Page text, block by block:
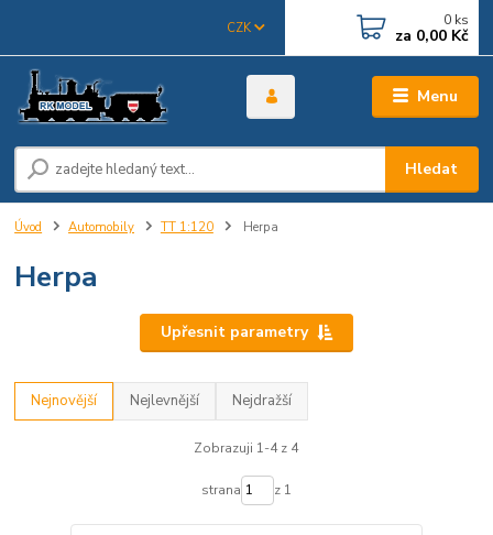
Menu
CZK
Hledat
0 ks
za 0,00 Kč
Úvod Automobily TT 1:120 Herpa
Herpa
Upřesnit parametry
Nejnovější Nejlevnější Nejdražší
Zobrazuji 1-4 z 4
strana z 1